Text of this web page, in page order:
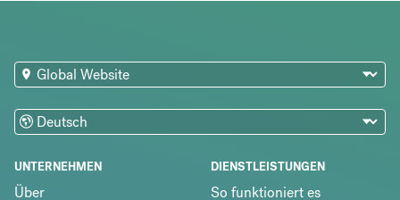
UNTERNEHMEN
Über
DIENSTLEISTUNGEN
So funktioniert es